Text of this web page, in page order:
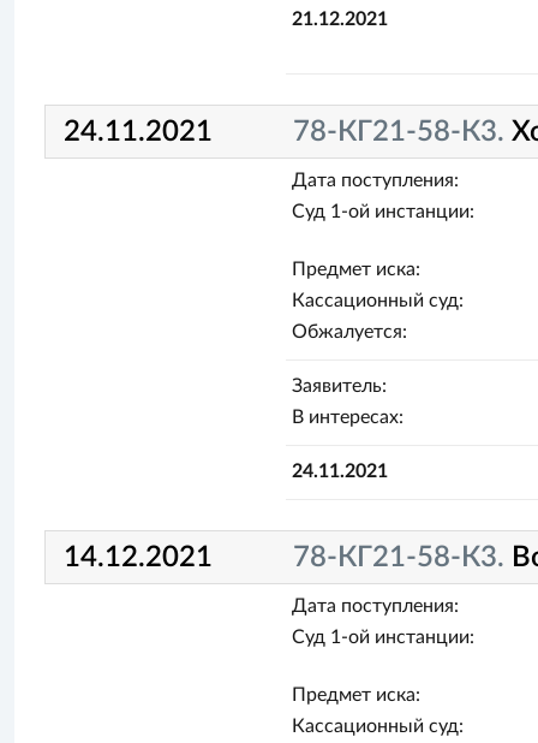
21.12.2021
24.11.2021 78-КГ21-58-К3.
Дата поступления:
Суд 1-ой инстанции:
Предмет иска:
Кассационный суд:
Обжалуется:
Заявитель:
В интересах:
24.11.2021
14.12.2021 78-КГ21-58-К3.
Дата поступления:
Суд 1-ой инстанции:
Предмет иска:
Кассационный суд: